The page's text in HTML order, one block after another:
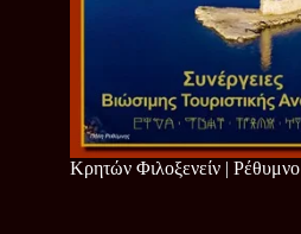
Κρητών Φιλοξενείν | Ρέθυμνο